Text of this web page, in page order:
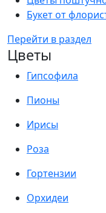
Букет от
Перейти в раздел
Цветы
Гипсофила
Пионы
Ирисы
Роза
Гортензии
Орхидеи